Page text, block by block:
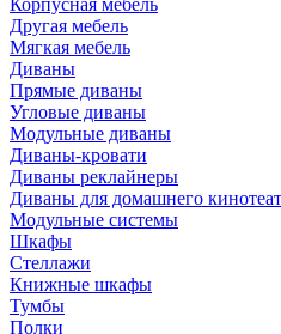
Корпусная мебель
Другая мебель
Мягкая мебель
Диваны
Прямые диваны
Угловые диваны
Модульные диваны
Диваны-кровати
Диваны реклайнеры
Диваны для домашнего
Модульные системы
Шкафы
Стеллажи
Книжные шкафы
Тумбы
Полки